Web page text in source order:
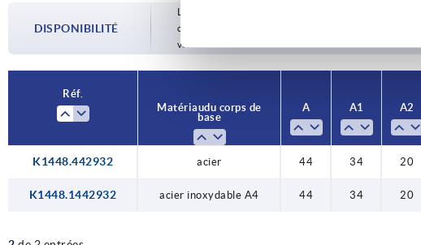
DISPONIBILITÉ
Les disponibilités sont mises à jour plusieurs fois
d’expédition confirmée vous est communiquée à
votre commande.
Réf.
Matériau du corps de
base
A A1 A2
K1448.442932 acier 44 34 20
K1448.1442932 acier inoxydable A4 44 34 20